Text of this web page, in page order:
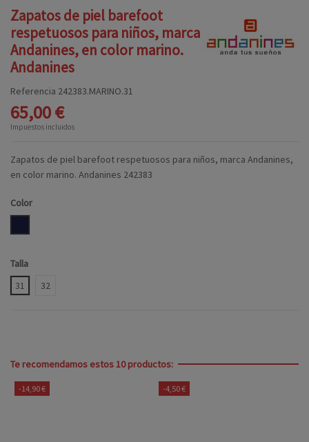
Zapatos de piel barefoot
respetuosos para niños, marca
Andanines, en color marino.
Andanines
Referencia 242383.MARINO.31
65,00 €
Impuestos incluidos
Zapatos de piel barefoot respetuosos para niños, marca Andanines,
en color marino. Andanines 242383
Color
Talla
31
32
Te recomendamos estos 10 productos:
-14,90 € -4,50 €